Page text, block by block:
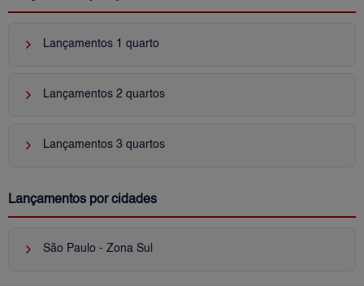
keyboard_arrow_right Lançamentos 1 quarto
keyboard_arrow_right Lançamentos 2 quartos
keyboard_arrow_right Lançamentos 3 quartos
Lançamentos por cidades
keyboard_arrow_right São Paulo - Zona Sul